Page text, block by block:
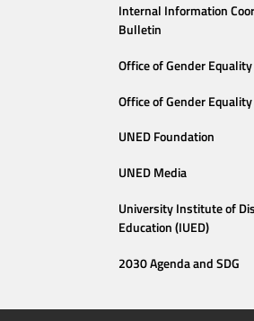
Internal Information
Bulletin
Office of Gender Equality
Office of Gender Equality
UNED Foundation
UNED Media
University Institute of
Education (IUED)
2030 Agenda and SDG